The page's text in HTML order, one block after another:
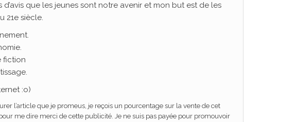
d’avis que les jeunes sont notre avenir et mon but est de les
21e siècle.
.
fiction
:o)
l’article que je promeus, je reçois un pourcentage sur la vente de cet
me dire merci de cette publicité. Je ne suis pas payée pour promouvoir